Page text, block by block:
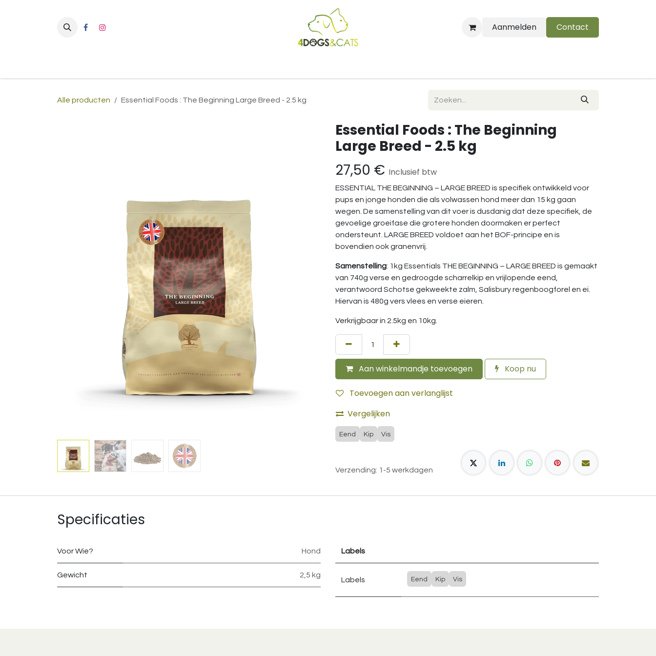
Aanmelden
Contact
Alle producten Essential Foods : The Beginning Large Breed - 2.5 kg
Essential Foods : The Beginning
Large Breed - 2.5 kg
27,50 € Inclusief btw
ESSENTIAL THE BEGINNING – LARGE BREED is specifiek ontwikkeld voor
pups en jonge honden die als volwassen hond meer dan 15 kg gaan
wegen. De samenstelling van dit voer is dusdanig dat deze specifiek, de
gevoelige groeifase die grotere honden doormaken er perfect
ondersteunt. LARGE BREED voldoet aan het BOF-principe en is
bovendien ook granenvrij.
Samenstelling: 1kg Essentials THE BEGINNING – LARGE BREED is gemaakt
van 740g verse en gedroogde scharrelkip en vrijlopende eend,
verantwoord Schotse gekweekte zalm, Salisbury regenboogforel en ei.
Hiervan is 480g vers vlees en verse eieren.
Verkrijgbaar in 2.5kg en 10kg.
Aan winkelmandje toevoegen Koop nu
Toevoegen aan verlanglijst
Vergelijken
Eend Kip Vis
Verzending: 1-5 werkdagen
Specificaties
Voor Wie? Hond
Gewicht 2,5 kg
Labels
Labels Eend Kip Vis